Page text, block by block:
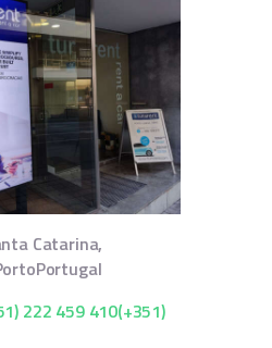
Catarina,
Portugal
222 459 410(+351)